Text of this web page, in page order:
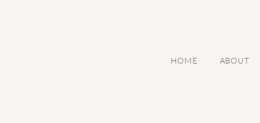
HOME ABOUT